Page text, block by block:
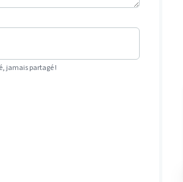
jamais partagé !